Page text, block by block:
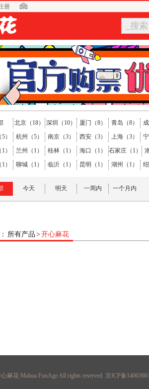
册
_搜索
北京（18） 深圳（10） 厦门（8） 青岛（8）
）
杭州（5） 南京（3） 西安（3） 上海（3）
）
兰州（1） 桂林（1） 海口（1） 石家庄（1）
）
聊城（1） 临沂（1） 昆明（1） 湖州（1）
今天 明天 一周内 一个月内
所有产品 > 开心麻花
麻花 Mahua FunAgeAll rights reserved. 京ICP备